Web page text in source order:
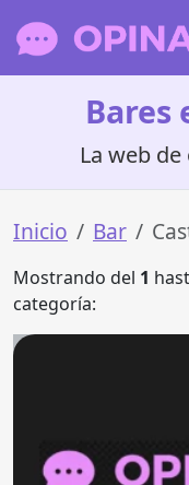
Bares
La web
Inicio Bar
Mostrando del 1
categoría: